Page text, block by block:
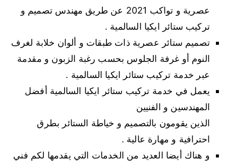
عصرية و تواكب 2021 عن طريق مهندس تصميم و
تركيب ستائر ايكيا السالمية .
تصميم ستائر عصرية ذات طبقات و ألوان خلابة لغرف
النوم أو غرفة الجلوس بحسب رغبة الزبون و مقدمة
عبر خدمة تركيب ستائر ايكيا السالمية .
يعمل في خدمة تركيب ستائر ايكيا السالمية أفضل
المهندسين و الفنيين
الذين يقومون بالتصميم و خياطة الستائر بطرق
احترافية و مهارة عالية .
و هناك أيضا العديد من الخدمات التي يقدمها لكم فني